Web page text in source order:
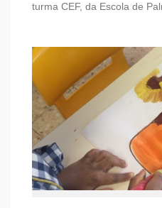
turma CEF, da Escola de